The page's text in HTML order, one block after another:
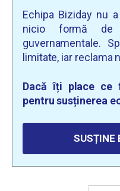
Echipa Biziday nu
nicio formă de
guvernamentale.
limitate, iar reclama
Dacă îți place ce
pentru susținerea
SUSȚINE